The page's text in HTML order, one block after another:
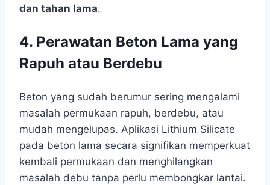
dan tahan lama.
4. Perawatan Beton Lama yang
Rapuh atau Berdebu
Beton yang sudah berumur sering mengalami
masalah permukaan rapuh, berdebu, atau
mudah mengelupas. Aplikasi Lithium Silicate
pada beton lama secara signifikan memperkuat
kembali permukaan dan menghilangkan
masalah debu tanpa perlu membongkar lantai.